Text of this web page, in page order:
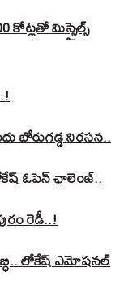
కోట్లతో మిస్సైల్స్
బోరుగడ్డ నిరసన..
ఓపెన్ ఛాలెంజ్..
రెడీ..!
లోకేష్‌ ఎమోషనల్